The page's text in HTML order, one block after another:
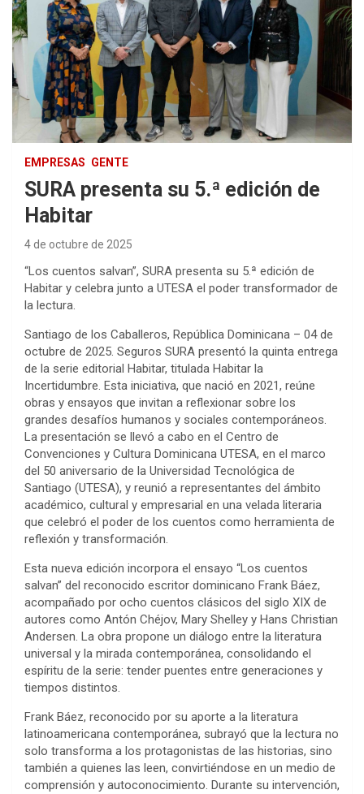
EMPRESAS GENTE
SURA presenta su 5.ª edición de
Habitar
4 de octubre de 2025
“Los cuentos salvan”, SURA presenta su 5.ª edición de
Habitar y celebra junto a UTESA el poder transformador de
la lectura.
Santiago de los Caballeros, República Dominicana – 04 de
octubre de 2025. Seguros SURA presentó la quinta entrega
de la serie editorial Habitar, titulada Habitar la
Incertidumbre. Esta iniciativa, que nació en 2021, reúne
obras y ensayos que invitan a reflexionar sobre los
grandes desafíos humanos y sociales contemporáneos.
La presentación se llevó a cabo en el Centro de
Convenciones y Cultura Dominicana UTESA, en el marco
del 50 aniversario de la Universidad Tecnológica de
Santiago (UTESA), y reunió a representantes del ámbito
académico, cultural y empresarial en una velada literaria
que celebró el poder de los cuentos como herramienta de
reflexión y transformación.
Esta nueva edición incorpora el ensayo “Los cuentos
salvan” del reconocido escritor dominicano Frank Báez,
acompañado por ocho cuentos clásicos del siglo XIX de
autores como Antón Chéjov, Mary Shelley y Hans Christian
Andersen. La obra propone un diálogo entre la literatura
universal y la mirada contemporánea, consolidando el
espíritu de la serie: tender puentes entre generaciones y
tiempos distintos.
Frank Báez, reconocido por su aporte a la literatura
latinoamericana contemporánea, subrayó que la lectura no
solo transforma a los protagonistas de las historias, sino
también a quienes las leen, convirtiéndose en un medio de
comprensión y autoconocimiento. Durante su intervención,